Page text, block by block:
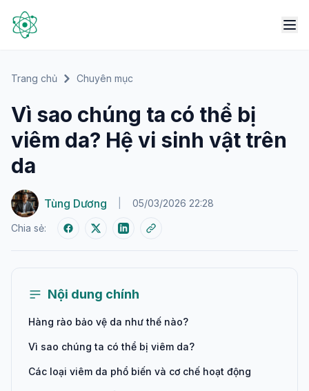
Trang chủ Chuyên mục
Vì sao chúng ta có thể bị
viêm da? Hệ vi sinh vật trên
da
Tùng Dương 05/03/2026 22:28
Chia sẻ:
Nội dung chính
Hàng rào bảo vệ da như thế nào?
Vì sao chúng ta có thể bị viêm da?
Các loại viêm da phổ biến và cơ chế hoạt động